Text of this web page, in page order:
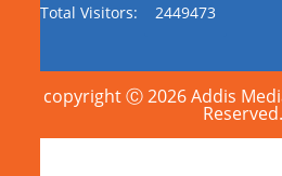
Total Visitors: 2449473
copyright Ⓒ 2026 Addis
Reserved.